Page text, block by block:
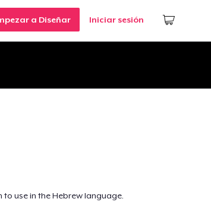
a Diseñar Iniciar sesión
use in the Hebrew language.